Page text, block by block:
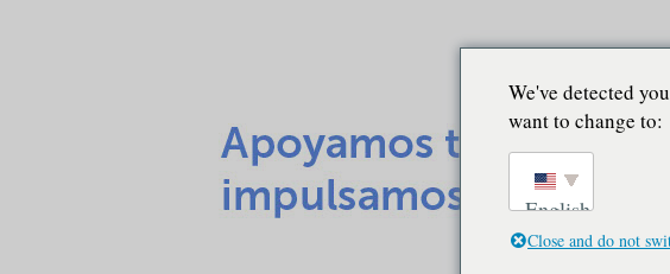
We've detected
want to change to:
English
Close and do not